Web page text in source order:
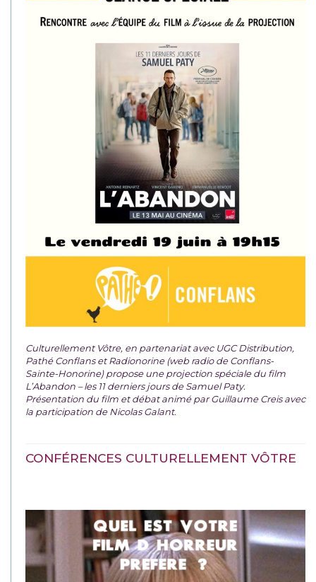
Culturellement Vôtre, en partenariat avec UGC Distribution,
Pathé Conflans et Radionorine (web radio de Conflans-
Sainte-Honorine) propose une projection spéciale du film
L’Abandon – les 11 derniers jours de Samuel Paty.
Présentation du film et débat animé par Guillaume Creis avec
la participation de Nicolas Galant.
CONFÉRENCES CULTURELLEMENT VÔTRE